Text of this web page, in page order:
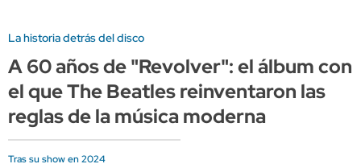
La historia detrás del disco
A 60 años de "Revolver": el álbum con
el que The Beatles reinventaron las
reglas de la música moderna
Tras su show en 2024